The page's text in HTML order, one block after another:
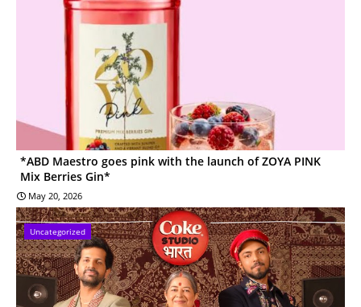
*ABD Maestro goes pink with the launch of ZOYA PINK
Mix Berries Gin*
May 20, 2026
Uncategorized